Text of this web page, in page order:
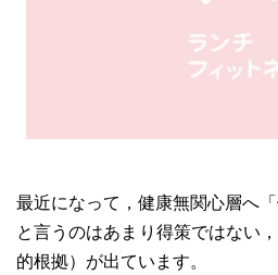
最近になって，健康無関心層へ「
と言うのはあまり得策ではない
的根拠）が出ています。